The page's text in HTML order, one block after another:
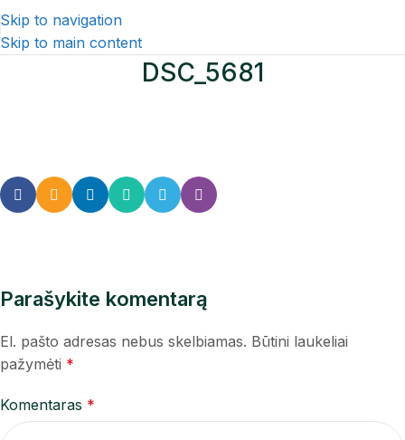
Skip to navigation
Skip to main content
DSC_5681
Parašykite komentarą
El. pašto adresas nebus skelbiamas. Būtini laukeliai
pažymėti *
Komentaras *